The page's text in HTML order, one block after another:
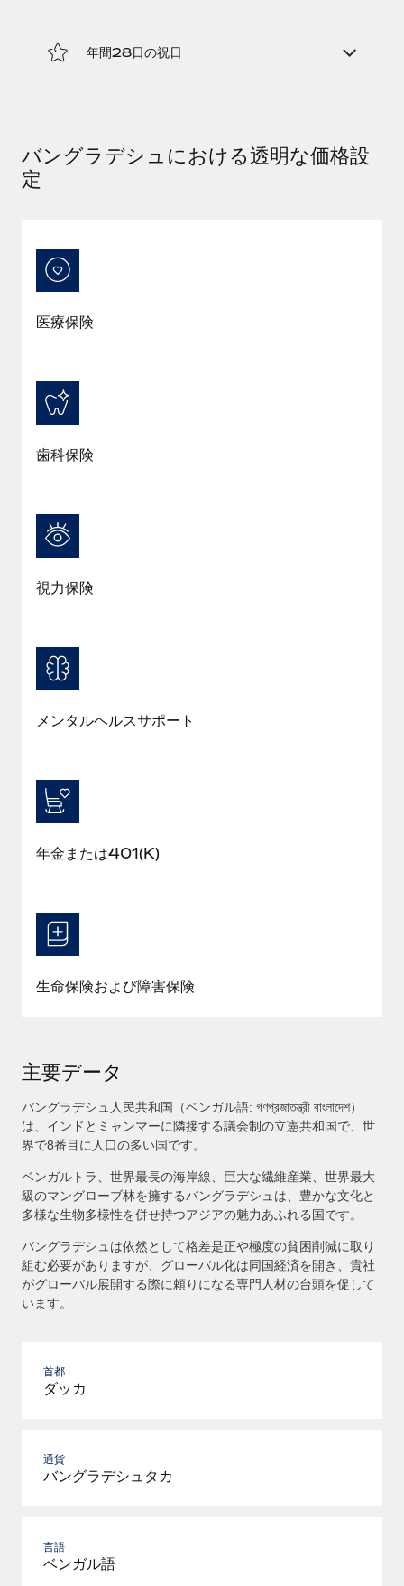
Remoteの製品アップデート：GustoとXeroの統合お
よびContractor Management Plus（契約社員管理
ることです。この数週間で、新しい統合、機能、改良点をリリー
給与詐欺：種類、事例、ビジネスを守る方法
ム間で頻繁に移動しているためです。このため、自社のビジネス
詳細を見る
年間28日の祝日
バングラデシュにおける透明な価格設
定
医療保険
歯科保険
視力保険
メンタルヘルスサポート
年金または401(K)
生命保険および障害保険
主要データ
バングラデシュ人民共和国（ベンガル語: গণপ্রজাতন্ত্রী বাংলাদেশ）
は、インドとミャンマーに隣接する議会制の立憲共和国で、世
界で8番目に人口の多い国です。
ベンガルトラ、世界最長の海岸線、巨大な繊維産業、世界最大
級のマングローブ林を擁するバングラデシュは、豊かな文化と
多様な生物多様性を併せ持つアジアの魅力あふれる国です。
バングラデシュは依然として格差是正や極度の貧困削減に取り
組む必要がありますが、グローバル化は同国経済を開き、貴社
がグローバル展開する際に頼りになる専門人材の台頭を促して
います。
首都
ダッカ
通貨
バングラデシュタカ
言語
ベンガル語